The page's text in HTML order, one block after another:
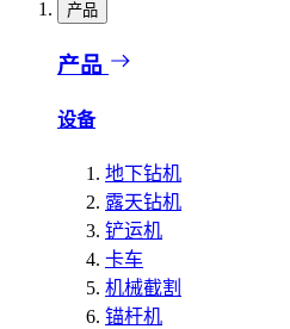
产品
产品
设备
地下钻机
露天钻机
铲运机
卡车
机械截割
锚杆机